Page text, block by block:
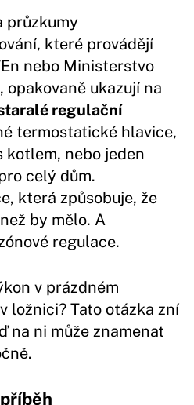
průzkumy
které provádějí
nebo Ministerstvo
opakovaně ukazují na
regulační
termostatické hlavice,
kotlem, nebo jeden
celý dům.
která způsobuje, že
by mělo. A
regulace.
v prázdném
ložnici? Tato otázka zní
na ni může znamenat